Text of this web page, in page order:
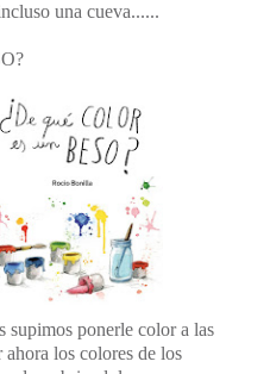
una cueva......
supimos ponerle color a las
ahora los colores de los